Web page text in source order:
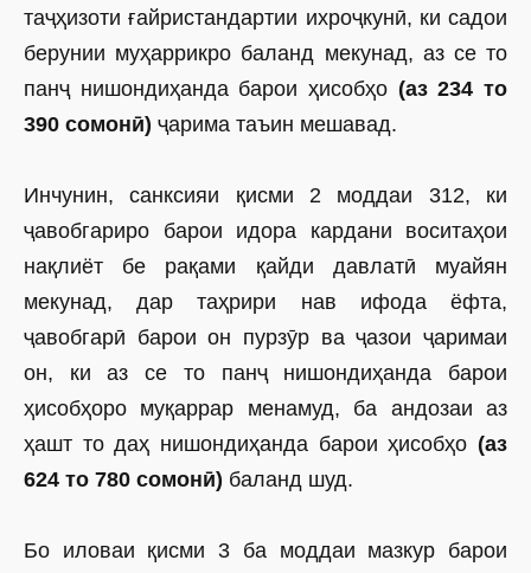
таҷҳизоти ғайристандартии ихроҷкунӣ, ки садои
берунии муҳаррикро баланд мекунад, аз се то
панҷ нишондиҳанда барои ҳисобҳо (аз 234 то
390 сомонӣ) ҷарима таъин мешавад.
Инчунин, санксияи қисми 2 моддаи 312, ки
ҷавобгариро барои идора кардани воситаҳои
нақлиёт бе рақами қайди давлатӣ муайян
мекунад, дар таҳрири нав ифода ёфта,
ҷавобгарӣ барои он пурзӯр ва ҷазои ҷаримаи
он, ки аз се то панҷ нишондиҳанда барои
ҳисобҳоро муқаррар менамуд, ба андозаи аз
ҳашт то даҳ нишондиҳанда барои ҳисобҳо (аз
624 то 780 сомонӣ) баланд шуд.
Бо иловаи қисми 3 ба моддаи мазкур барои